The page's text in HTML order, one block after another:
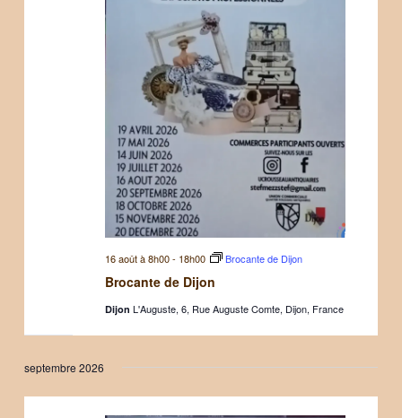
Brocante de Dijon
16 août à 8h00- 18h00 Brocante de Dijon
Dijon L'Auguste, 6, Rue Auguste Comte, Dijon, France
septembre 2026